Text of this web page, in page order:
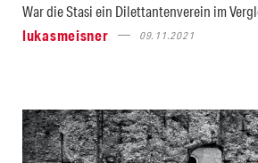
War die Stasi ein Dilettantenverein im
lukasmeisner
09.11.2021